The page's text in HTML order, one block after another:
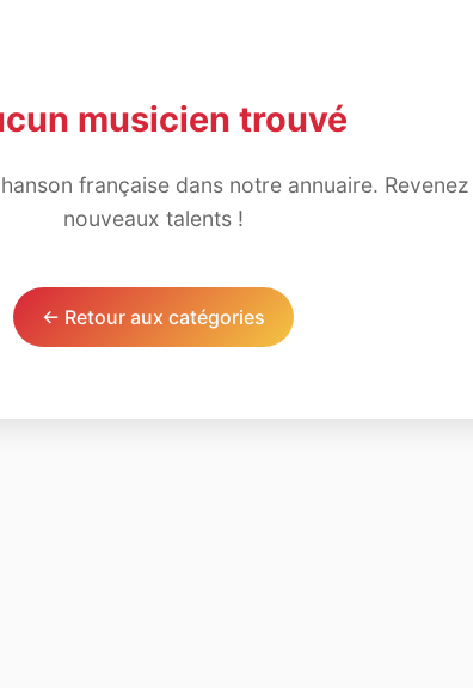
musicien trouvé
française dans notre annuaire.
nouveaux talents !
← Retour aux catégories